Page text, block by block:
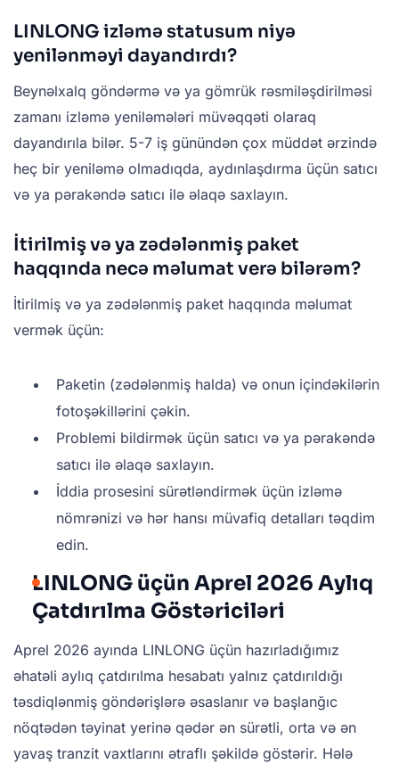
LINLONG izləmə statusum niyə
yenilənməyi dayandırdı?
Beynəlxalq göndərmə və ya gömrük rəsmiləşdirilməsi
zamanı izləmə yeniləmələri müvəqqəti olaraq
dayandırıla bilər. 5-7 iş günündən çox müddət ərzində
heç bir yeniləmə olmadıqda, aydınlaşdırma üçün satıcı
və ya pərakəndə satıcı ilə əlaqə saxlayın.
İtirilmiş və ya zədələnmiş paket
haqqında necə məlumat verə bilərəm?
İtirilmiş və ya zədələnmiş paket haqqında məlumat
vermək üçün:
Paketin (zədələnmiş halda) və onun içindəkilərin
fotoşəkillərini çəkin.
Problemi bildirmək üçün satıcı və ya pərakəndə
satıcı ilə əlaqə saxlayın.
İddia prosesini sürətləndirmək üçün izləmə
nömrənizi və hər hansı müvafiq detalları təqdim
edin.
LINLONG üçün Aprel 2026 Aylıq
Çatdırılma Göstəriciləri
Aprel 2026 ayında LINLONG üçün hazırladığımız
əhatəli aylıq çatdırılma hesabatı yalnız çatdırıldığı
təsdiqlənmiş göndərişlərə əsaslanır və başlanğıc
nöqtədən təyinat yerinə qədər ən sürətli, orta və ən
yavaş tranzit vaxtlarını ətraflı şəkildə göstərir. Hələ